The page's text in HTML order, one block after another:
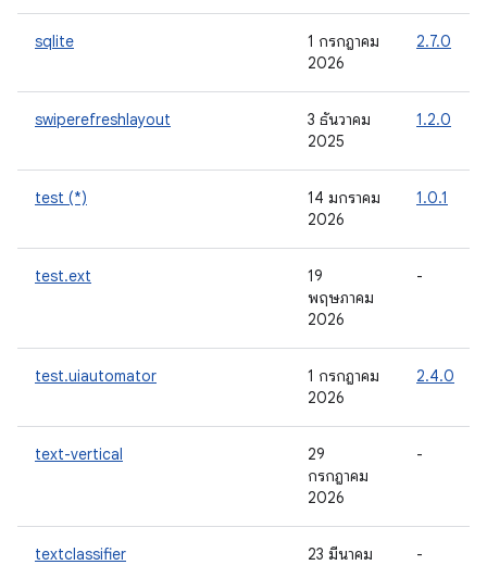
sqlite
1 กรกฎาคม
2026
2.7.0
swiperefreshlayout
3 ธันวาคม
2025
1.2.0
test (*)
14 มกราคม
2026
1.0.1
test.ext
19
พฤษภาคม
2026
-
test.uiautomator
1 กรกฎาคม
2026
2.4.0
text-vertical
29
กรกฎาคม
2026
-
textclassifier
23 มีนาคม
-